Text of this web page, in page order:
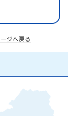
ージへ戻る